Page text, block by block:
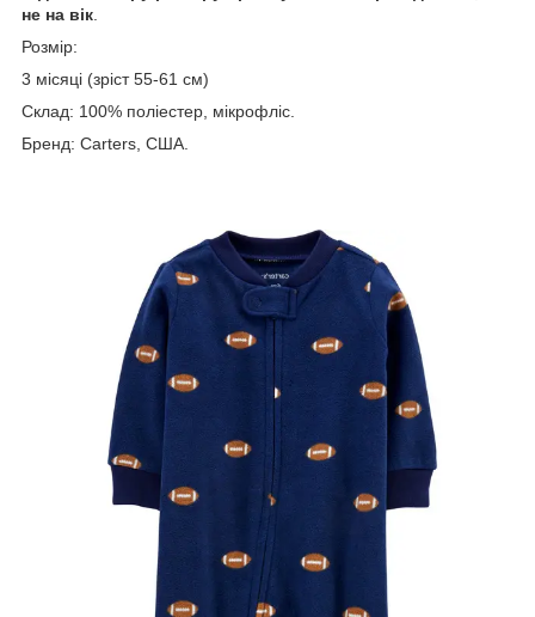
не на вік
Розмір:
3 місяці (зріст 55-61 см)
Склад: 100% поліестер, мікрофліс.
Бренд: Carters, США.